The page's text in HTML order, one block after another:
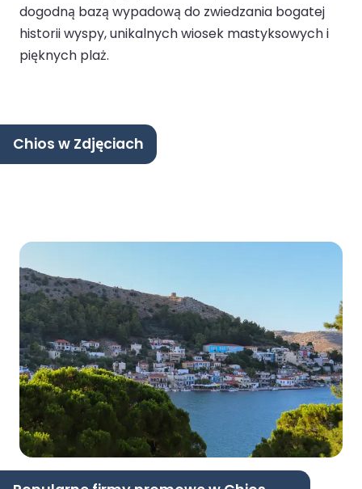
dogodną bazą wypadową do zwiedzania bogatej
historii wyspy, unikalnych wiosek mastyksowych i
pięknych plaż.
Chios w Zdjęciach